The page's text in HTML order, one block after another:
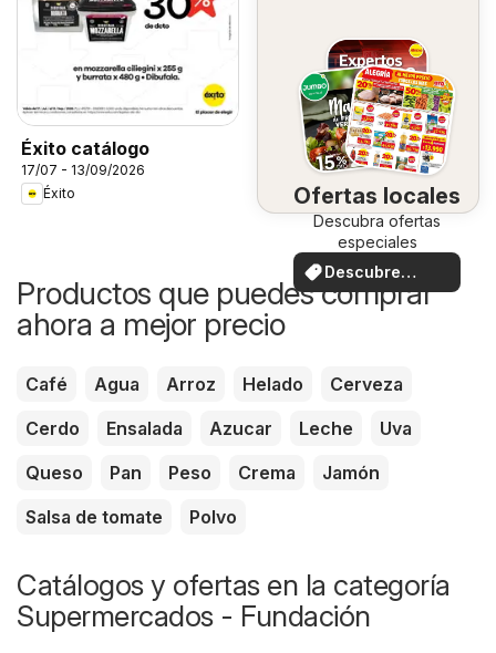
Éxito catálogo
17/07 - 13/09/2026
Éxito
Ofertas locales
Descubra ofertas
especiales
Descubre
ofertas
Productos que puedes comprar
ahora a mejor precio
Café Agua Arroz Helado
Cerveza
Cerdo
Ensalada Azucar Leche
Uva
Queso
Pan Peso Crema
Jamón
Salsa de tomate
Polvo
Catálogos y ofertas en la categoría
Supermercados - Fundación